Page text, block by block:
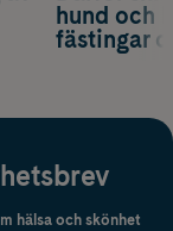
hund och
fästingar
hälsa och skönhet